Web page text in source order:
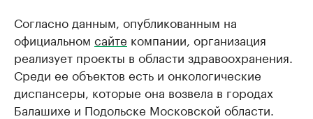
Согласно данным, опубликованным на
официальном сайте компании, организация
реализует проекты в области здравоохранения.
Среди ее объектов есть и онкологические
диспансеры, которые она возвела в городах
Балашихе и Подольске Московской области.